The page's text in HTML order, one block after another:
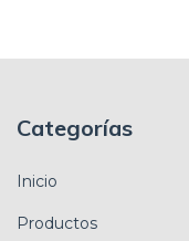
Categorías
Inicio
Productos